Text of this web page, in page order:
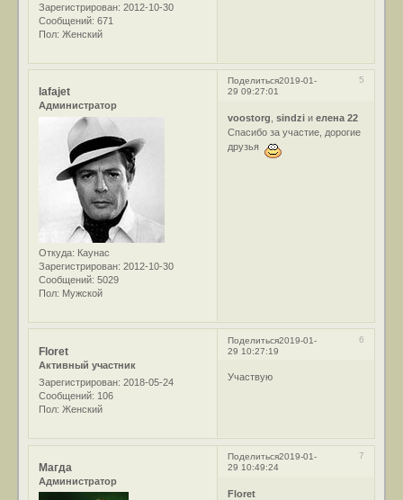
Зарегистрирован: 2012-10-30
Сообщений: 671
Пол: Женский
Поделиться 5
2019-01-
29 09:27:01
lafajet
Администратор
Откуда: Каунас
Зарегистрирован: 2012-10-30
Сообщений: 5029
Пол: Мужской
voostorg ,sindziиелена 22
Спасибо за участие, дорогие
друзья
Поделиться 6
2019-01-
29 10:27:19
Floret
Активный участник
Зарегистрирован: 2018-05-24
Сообщений: 106
Пол: Женский
Участвую
Поделиться 7
2019-01-
29 10:49:24
Магда
Администратор
Floret